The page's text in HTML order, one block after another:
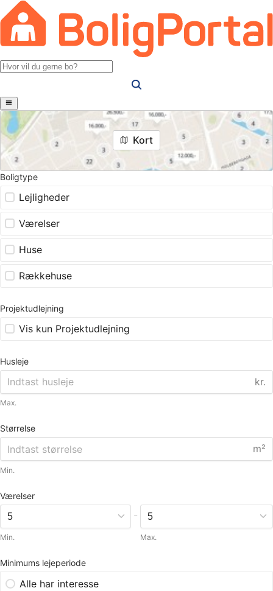
Kort
Boligtype
Lejligheder
Værelser
Huse
Rækkehuse
Projektudlejning
Vis kun Projektudlejning
Husleje
kr.
Max.
Størrelse
m²
Min.
Værelser
Min.
-
Max.
Minimums lejeperiode
Alle har interesse